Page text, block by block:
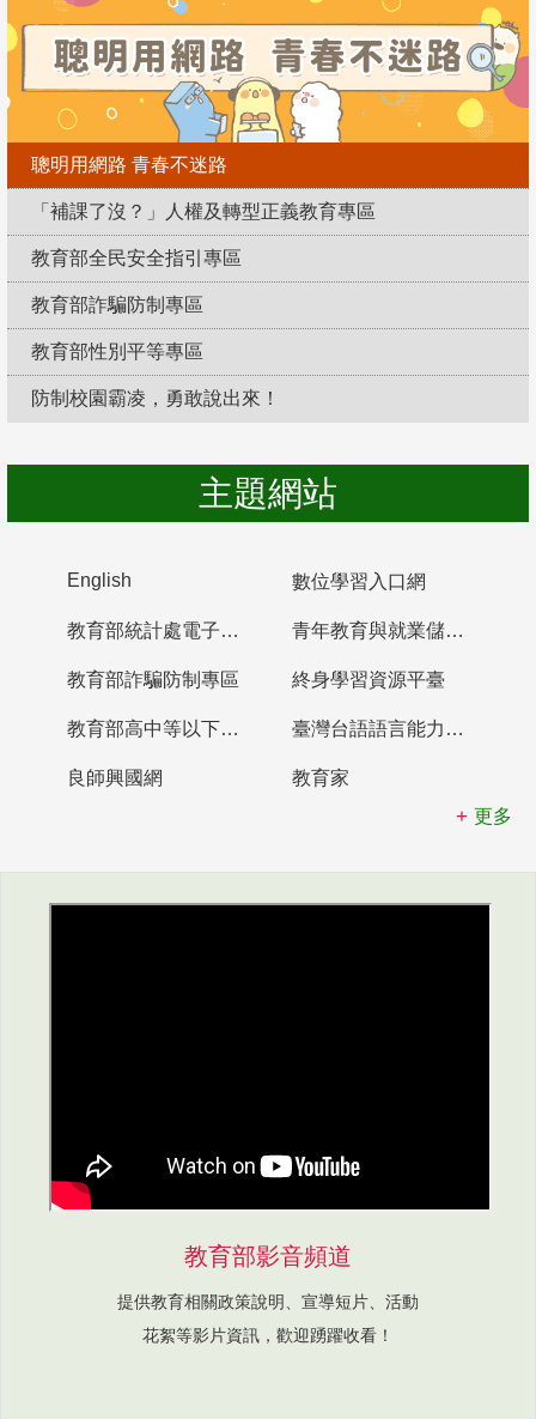
聰明用網路 青春不迷路
「補課了沒？」人權及轉型正義教育專區
教育部全民安全指引專區
教育部詐騙防制專區
教育部性別平等專區
防制校園霸凌，勇敢說出來！
主題網站
English 數位學習入口網
教育部統計處電子書櫃 青年教育與就業儲蓄帳戶
教育部詐騙防制專區 終身學習資源平臺
教育部高中等以下學校及幼兒園教師資格檢定考試 臺灣台語語言能力認證網站
良師興國網
教育家
更多
教育部影音頻道
提供教育相關政策說明、宣導短片、活動
花絮等影片資訊，歡迎踴躍收看！